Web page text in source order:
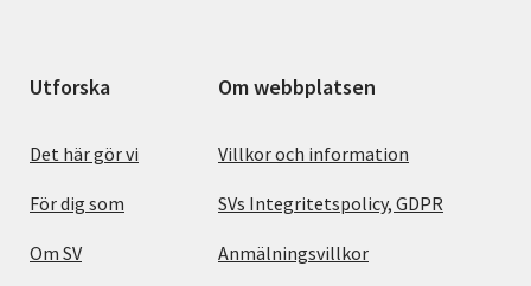
Utforska
Det här gör vi
För dig som
Om SV
Om webbplatsen
Villkor och information
SVs Integritetspolicy, GDPR
Anmälningsvillkor